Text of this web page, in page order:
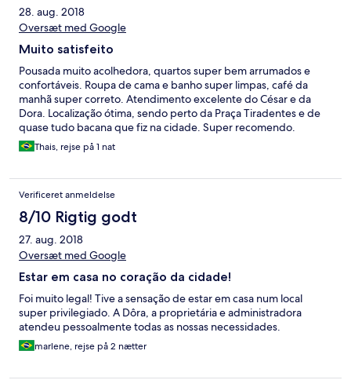
28. aug. 2018
Oversæt med Google
Muito satisfeito
Pousada muito acolhedora, quartos super bem arrumados e
confortáveis. Roupa de cama e banho super limpas, café da
manhã super correto. Atendimento excelente do César e da
Dora. Localização ótima, sendo perto da Praça Tiradentes e de
quase tudo bacana que fiz na cidade. Super recomendo.
Thais, rejse på 1 nat
Verificeret anmeldelse
8/10 Rigtig godt
27. aug. 2018
Oversæt med Google
Estar em casa no coração da cidade!
Foi muito legal! Tive a sensação de estar em casa num local
super privilegiado. A Dôra, a proprietária e administradora
atendeu pessoalmente todas as nossas necessidades.
marlene, rejse på 2 nætter